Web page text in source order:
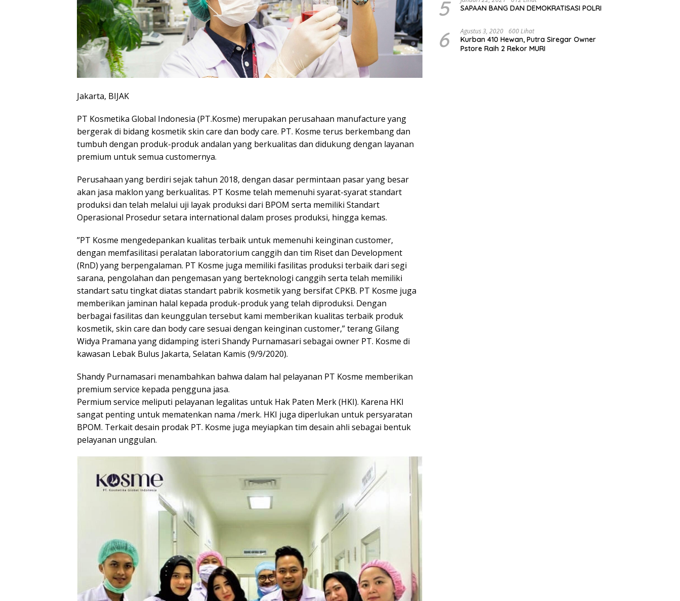
Jakarta, BIJAK
PT Kosmetika Global Indonesia (PT.Kosme) merupakan perusahaan manufacture yang
bergerak di bidang kosmetik skin care dan body care. PT. Kosme terus berkembang dan
tumbuh dengan produk-produk andalan yang berkualitas dan didukung dengan layanan
premium untuk semua customernya.
Perusahaan yang berdiri sejak tahun 2018, dengan dasar permintaan pasar yang besar
akan jasa maklon yang berkualitas. PT Kosme telah memenuhi syarat-syarat standart
produksi dan telah melalui uji layak produksi dari BPOM serta memiliki Standart
Operasional Prosedur setara international dalam proses produksi, hingga kemas.
‌”PT Kosme mengedepankan kualitas terbaik untuk memenuhi keinginan customer,
dengan memfasilitasi peralatan laboratorium canggih dan tim Riset dan Development
(RnD) yang berpengalaman. PT Kosme juga memiliki fasilitas produksi terbaik dari segi
sarana, pengolahan dan pengemasan yang berteknologi canggih serta telah memiliki
standart satu tingkat diatas standart pabrik kosmetik yang bersifat CPKB. PT Kosme juga
memberikan jaminan halal kepada produk-produk yang telah diproduksi. Dengan
berbagai fasilitas dan keunggulan tersebut kami memberikan kualitas terbaik produk
kosmetik, skin care dan body care sesuai dengan keinginan customer,” terang Gilang
Widya Pramana yang didamping isteri Shandy Purnamasari sebagai owner PT. Kosme di
kawasan Lebak Bulus Jakarta, Selatan Kamis (9/9/2020).
Shandy Purnamasari menambahkan bahwa dalam hal pelayanan PT Kosme memberikan
premium service kepada pengguna jasa.
Permium service meliputi pelayanan legalitas untuk Hak Paten Merk (HKI). Karena HKI
sangat penting untuk mematenkan nama /merk. HKI juga diperlukan untuk persyaratan
BPOM. Terkait desain prodak PT. Kosme juga meyiapkan tim desain ahli sebagai bentuk
pelayanan unggulan.
5 SAPAAN BANG DAN DEMOKRATISASI POLRI
6 Agustus 3, 2020 600 Lihat
Kurban 410 Hewan, Putra Siregar Owner
Pstore Raih 2 Rekor MURI